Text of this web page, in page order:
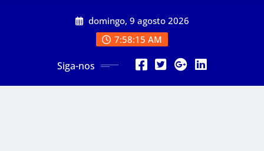
domingo, 9 agosto 2026
7:58:16 AM
Siga-nos